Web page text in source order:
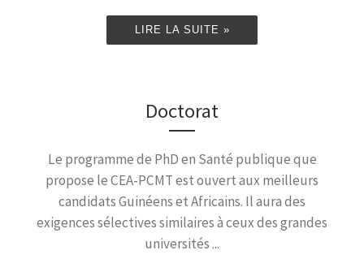
LIRE LA SUITE »
Doctorat
Le programme de PhD en Santé publique que
propose le CEA-PCMT est ouvert aux meilleurs
candidats Guinéens et Africains. Il aura des
exigences sélectives similaires à ceux des grandes
universités ...